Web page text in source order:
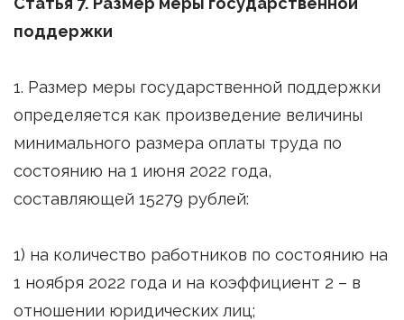
поддержки
1. Размер меры государственной поддержки
определяется как произведение величины
минимального размера оплаты труда по
состоянию на 1 июня 2022 года,
составляющей 15279 рублей:
1) на количество работников по состоянию на
1 ноября 2022 года и на коэффициент 2 – в
отношении юридических лиц;